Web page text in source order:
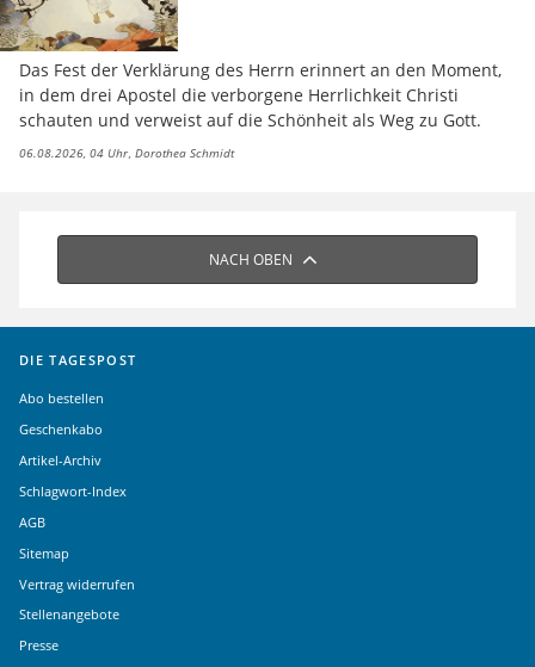
Das Fest der Verklärung des Herrn erinnert an den Moment,
in dem drei Apostel die verborgene Herrlichkeit Christi
schauten und verweist auf die Schönheit als Weg zu Gott.
06.08.2026, 04 Uhr Dorothea Schmidt
NACH OBEN
DIE TAGESPOST
Abo bestellen
Geschenkabo
Artikel-Archiv
Schlagwort-Index
AGB
Sitemap
Vertrag widerrufen
Stellenangebote
Presse